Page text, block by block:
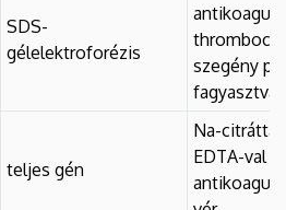
SDS-
gélelektroforézis
szegény
fagyasztva
teljes gén
Na-citráttal
EDTA-val